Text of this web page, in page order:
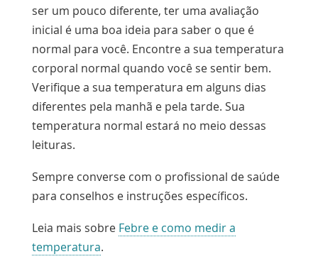
ser um pouco diferente, ter uma avaliação
inicial é uma boa ideia para saber o que é
normal para você. Encontre a sua temperatura
corporal normal quando você se sentir bem.
Verifique a sua temperatura em alguns dias
diferentes pela manhã e pela tarde. Sua
temperatura normal estará no meio dessas
leituras.
Sempre converse com o profissional de saúde
para conselhos e instruções específicos.
Leia mais sobre Febre e como medir a
temperatura.